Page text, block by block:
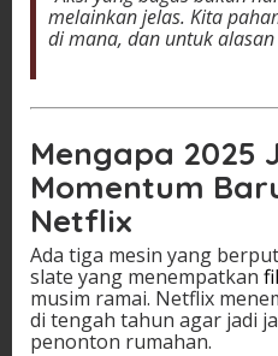
melainkan jelas. Kita
di mana, dan untuk alasan
Mengapa 2025
Momentum
Netflix
Ada tiga mesin yang
slate yang menempatkan
musim ramai. Netflix
di tengah tahun agar jadi
penonton rumahan.